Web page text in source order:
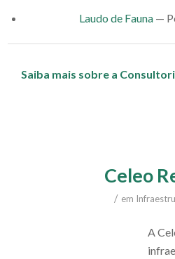
Laudo de Fauna—
Saiba mais sobre a
Celeo
/ em
A